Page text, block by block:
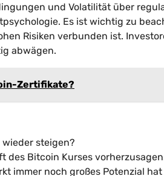
und Volatilität über
Es ist wichtig zu
Risiken verbunden ist.
abwägen.
Zertifikate?
wieder steigen?
des Bitcoin Kurses
immer noch großes Potenzial